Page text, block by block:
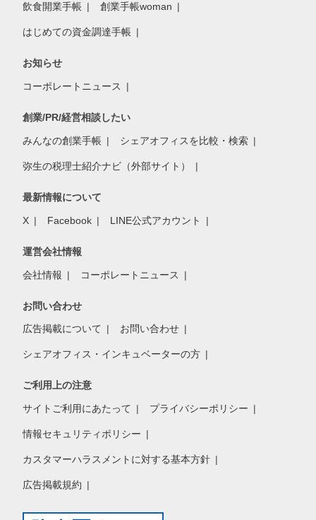
飲食開業手帳 創業手帳woman
はじめての資金調達手帳
お知らせ
コーポレートニュース
創業/PR/経営相談したい
みんなの創業手帳 シェアオフィスを比較・検索
弥生の税理士紹介ナビ（外部サイト）
最新情報について
X Facebook LINE公式アカウント
運営会社情報
会社情報 コーポレートニュース
お問い合わせ
広告掲載について お問い合わせ
シェアオフィス・インキュベーターの方
ご利用上の注意
サイトご利用にあたって プライバシーポリシー
情報セキュリティポリシー
カスタマーハラスメントに対する基本方針
広告掲載規約